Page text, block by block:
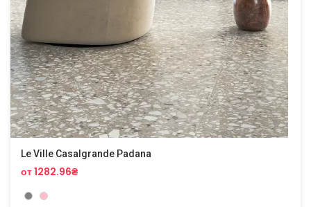
Le Ville Casalgrande Padana
от 1282.96₴